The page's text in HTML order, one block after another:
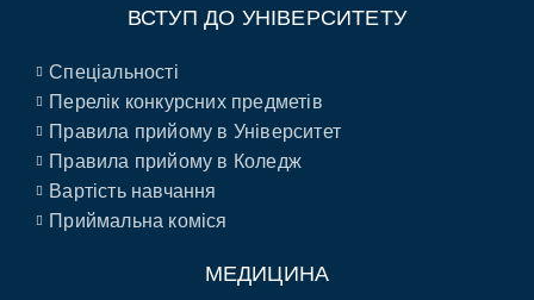
ВСТУП ДО УНІВЕРСИТЕТУ
Спеціальності
Перелік конкурсних предметів
Правила прийому в Університет
Правила прийому в Коледж
Вартість навчання
Приймальна коміся
МЕДИЦИНА